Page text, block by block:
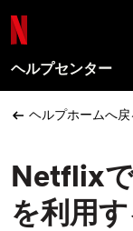
ヘルプセンター
ヘルプホームへ戻
Netflix
を利用